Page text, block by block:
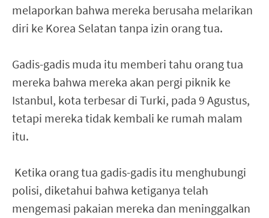
melaporkan bahwa mereka berusaha melarikan
diri ke Korea Selatan tanpa izin orang tua.
Gadis-gadis muda itu memberi tahu orang tua
mereka bahwa mereka akan pergi piknik ke
Istanbul, kota terbesar di Turki, pada 9 Agustus,
tetapi mereka tidak kembali ke rumah malam
itu.
Ketika orang tua gadis-gadis itu menghubungi
polisi, diketahui bahwa ketiganya telah
mengemasi pakaian mereka dan meninggalkan